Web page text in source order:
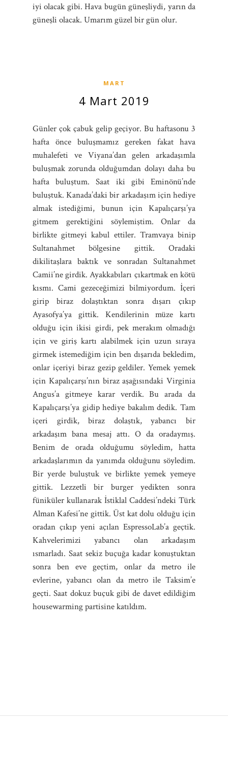
iyi olacak gibi. Hava bugün güneşliydi, yarın da
güneşli olacak. Umarım güzel bir gün olur.
MART
4 Mart 2019
Günler çok çabuk gelip geçiyor. Bu haftasonu 3
hafta önce buluşmamız gereken fakat hava
muhalefeti ve Viyana’dan gelen arkadaşımla
buluşmak zorunda olduğumdan dolayı daha bu
hafta buluştum. Saat iki gibi Eminönü’nde
buluştuk. Kanada’daki bir arkadaşım için hediye
almak istediğimi, bunun için Kapalıçarşı’ya
gitmem gerektiğini söylemiştim. Onlar da
birlikte gitmeyi kabul ettiler. Tramvaya binip
Sultanahmet bölgesine gittik. Oradaki
dikilitaşlara baktık ve sonradan Sultanahmet
Camii’ne girdik. Ayakkabıları çıkartmak en kötü
kısmı. Cami gezeceğimizi bilmiyordum. İçeri
girip biraz dolaştıktan sonra dışarı çıkıp
Ayasofya’ya gittik. Kendilerinin müze kartı
olduğu için ikisi girdi, pek merakım olmadığı
için ve giriş kartı alabilmek için uzun sıraya
girmek istemediğim için ben dışarıda bekledim,
onlar içeriyi biraz gezip geldiler. Yemek yemek
için Kapalıçarşı’nın biraz aşağısındaki Virginia
Angus’a gitmeye karar verdik. Bu arada da
Kapalıçarşı’ya gidip hediye bakalım dedik. Tam
içeri girdik, biraz dolaştık, yabancı bir
arkadaşım bana mesaj attı. O da oradaymış.
Benim de orada olduğumu söyledim, hatta
arkadaşlarımın da yanımda olduğunu söyledim.
Bir yerde buluştuk ve birlikte yemek yemeye
gittik. Lezzetli bir burger yedikten sonra
füniküler kullanarak İstiklal Caddesi’ndeki Türk
Alman Kafesi’ne gittik. Üst kat dolu olduğu için
oradan çıkıp yeni açılan EspressoLab’a geçtik.
Kahvelerimizi yabancı olan arkadaşım
ısmarladı. Saat sekiz buçuğa kadar konuştuktan
sonra ben eve geçtim, onlar da metro ile
evlerine, yabancı olan da metro ile Taksim’e
geçti. Saat dokuz buçuk gibi de davet edildiğim
housewarming partisine katıldım.